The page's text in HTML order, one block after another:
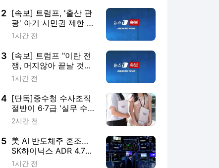
2 [속보] 트럼프, '출산 관
광' 아기 시민권 제한 행
정명령 서명
1시간 전
3 [속보] 트럼프 "이란 전
쟁, 머지않아 끝날 것으
로 생각"
1시간 전
4 [단독]중수청 수사조직
절반이 6·7급 '실무 수사
관'…7급 663명 최다
2시간 전
5 美 AI 반도체주 혼조…
SK하이닉스 ADR 4.7%·
마이크론 1.3% 하락
1시간 전